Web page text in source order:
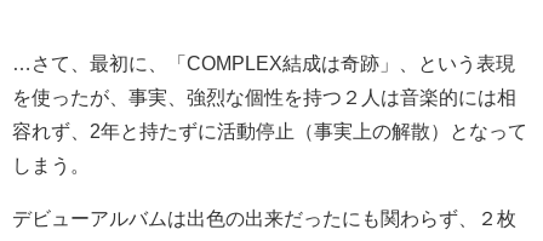
…さて、最初に、「COMPLEX結成は奇跡」、という表現
を使ったが、事実、強烈な個性を持つ２人は音楽的には相
容れず、2年と持たずに活動停止（事実上の解散）となって
しまう。
デビューアルバムは出色の出来だったにも関わらず、２枚